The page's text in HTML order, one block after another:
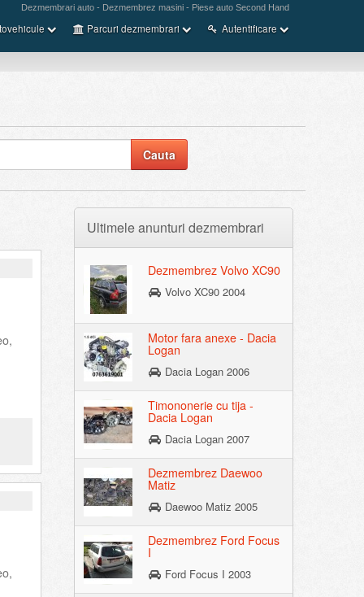
Dezmembrari auto - Dezmembrez masini - Piese auto Second Hand
Parcuri dezmembrari Autentificare
Ultimele anunturi dezmembrari
Dezmembrez Volvo XC90
Volvo XC90 2004
Motor fara anexe - Dacia
Logan
Dacia Logan 2006
Timononerie cu tija -
Dacia Logan
Dacia Logan 2007
Dezmembrez Daewoo
Matiz
Daewoo Matiz 2005
Dezmembrez Ford Focus
I
Ford Focus I 2003